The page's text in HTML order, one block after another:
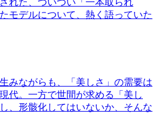
れた、ついつい「一本取られ
モデルについて、熱く語っていた
みながらも、「美しさ」の需要は
代。一方で世間が求める「美し
、形骸化してはいないか、そんな